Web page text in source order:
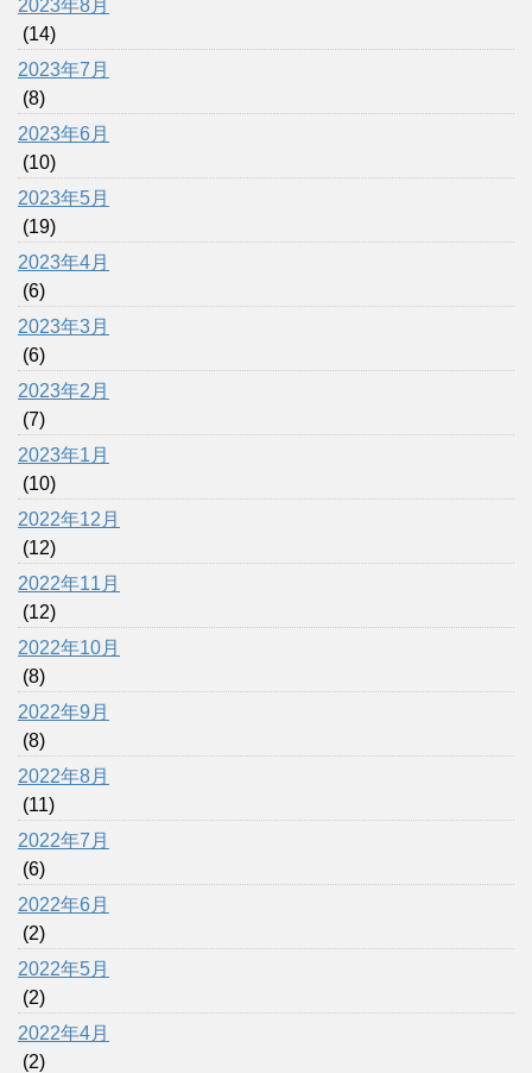
2023年8月
(14)
2023年7月
(8)
2023年6月
(10)
2023年5月
(19)
2023年4月
(6)
2023年3月
(6)
2023年2月
(7)
2023年1月
(10)
2022年12月
(12)
2022年11月
(12)
2022年10月
(8)
2022年9月
(8)
2022年8月
(11)
2022年7月
(6)
2022年6月
(2)
2022年5月
(2)
2022年4月
(2)